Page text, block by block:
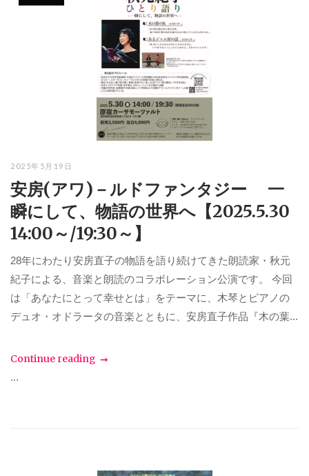
2025年5月19日
安房(アワ)－ルドファンタジー 一
瞬にして、物語の世界へ【2025.5.30
14:00～/19:30～】
28年にわたり安房直子の物語を語り続けてきた朗読家・秋元
紀子による、音楽と朗読のコラボレーション公演です。 今回
は「あなたにとって幸せとは」をテーマに、木琴とピアノの
デュオ・オドラータの音楽とともに、安房直子作品『木の葉...
Continue reading
...